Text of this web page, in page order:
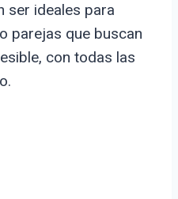
ser ideales para
parejas que buscan
con todas las